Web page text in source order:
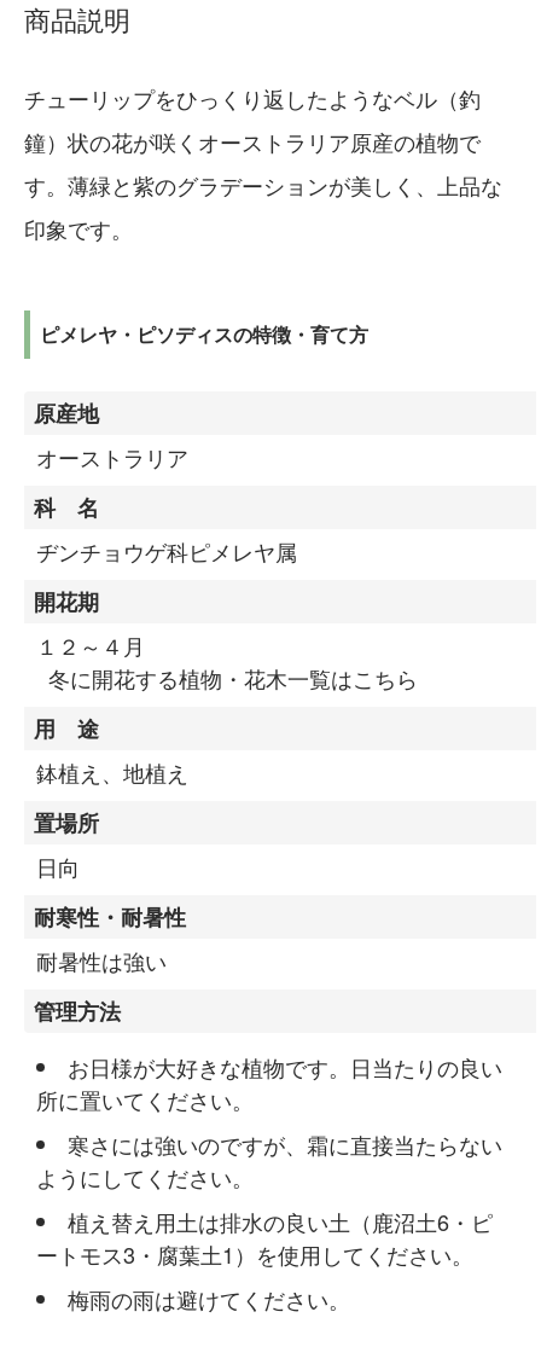
商品説明
チューリップをひっくり返したようなベル（釣
鐘）状の花が咲くオーストラリア原産の植物で
す。薄緑と紫のグラデーションが美しく、上品な
印象です。
ピメレヤ・ピソディスの特徴・育て方
原産地
オーストラリア
科 名
ヂンチョウゲ科ピメレヤ属
開花期
１２～４月
冬に開花する植物・花木一覧はこちら
用 途
鉢植え、地植え
置場所
日向
耐寒性・耐暑性
耐暑性は強い
管理方法
お日様が大好きな植物です。日当たりの良い
所に置いてください。
寒さには強いのですが、霜に直接当たらない
ようにしてください。
植え替え用土は排水の良い土（鹿沼土6・ピ
ートモス3・腐葉土1）を使用してください。
梅雨の雨は避けてください。